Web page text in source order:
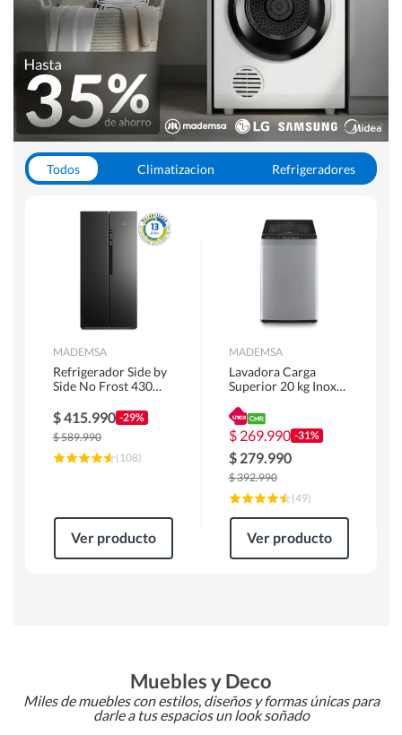
Todos Climatizacion
Refrigeradores
Hornos y Microondas
MADEMSA
Refrigerador Side by
Side No Frost 430
MAS430B
$415.990 -29%
$589.990
(108)
Ver producto
MADEMSA
Lavadora Carga
Superior 20 kg Inox
$ 269.990 -31%
$ 279.990
$392.990
(49)
Ver producto
Muebles y Deco
Miles de muebles con estilos, diseños y formas únicas para
darle a tus espacios un look soñado